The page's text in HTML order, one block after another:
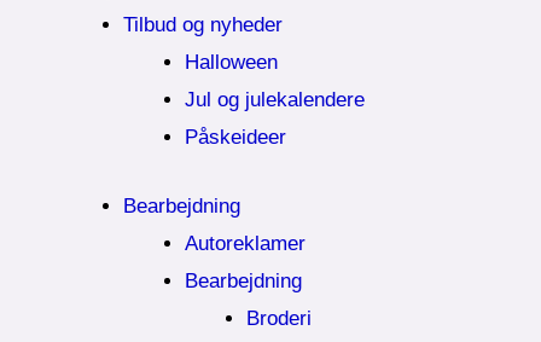
Tilbud og nyheder
Halloween
Jul og julekalendere
Påskeideer
Bearbejdning
Autoreklamer
Bearbejdning
Broderi